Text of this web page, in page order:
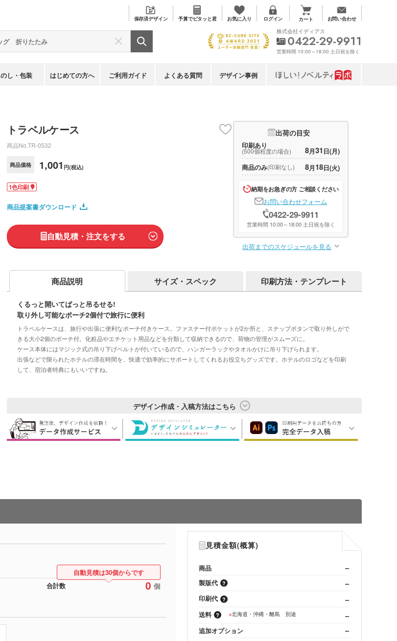
保存済デザイン 予算でピタッと君 お気に入り ログイン カート お問い合わせ
のし・包装 はじめての方へ ご利用ガイド よくある質問 デザイン事例
株式会社イディアス
0422-29-9911
営業時間 10:00～18:00 土日祝を除く
トラベルケース
商品No. TR-0532
商品価格 1,001 円(税込)
1色印刷
商品提案書ダウンロード
自動見積・注文をする
出荷の目安
印刷あり
(500個程度の場合) 8月31 日(月)
商品のみ(印刷なし) 8月18日(火)
納期をお急ぎの方 ご相談ください
お問い合わせフォーム
0422-29-9911
営業時間 10:00～18:00 土日祝を除く
出荷までのスケジュールを見る
商品説明 サイズ・スペック 印刷方法・テンプレート
くるっと開いてぱっと吊るせる!
取り外し可能なポーチ2個付で旅行に便利
トラベルケースは、旅行や出張に便利なポーチ付きケース。ファスナー付ポケットが2か所と、スナップボタンで取り外しがで
きる大小2個のポーチ付。化粧品やエチケット用品などを分類して収納できるので、荷物の管理がスムーズに。
ケース本体にはマジック式の吊り下げベルトが付いているので、ハンガーラックやタオルかけに吊り下げられます。
出張などで限られたホテルの滞在時間を、快適で効率的にサポートしてくれるお役立ちグッズです。ホテルのロゴなどを印刷
して、宿泊者特典にもいいですね。
デザイン作成・入稿方法はこちら
合計数 0 個
自動見積は30個からです
見積金額(概算)
商品
--
製版代
--
印刷代
--
送料
※北海道・沖縄・離島 別途
--
追加オプション
--